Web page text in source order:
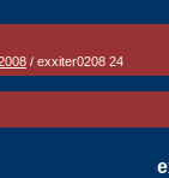
/ exxiter0208 24